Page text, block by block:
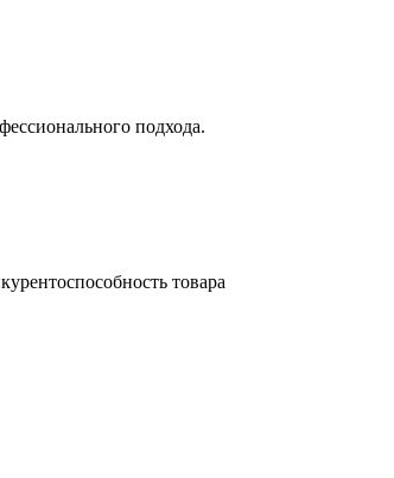
подхода.
товара